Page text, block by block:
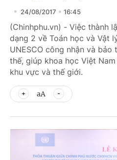
24/08/2017 16:45
(Chinhphu.vn) - Việc thành
dạng 2 về Toán học và Vật
UNESCO công nhận và
thế, giúp khoa học Việt
khu vực và thế giới.
aA